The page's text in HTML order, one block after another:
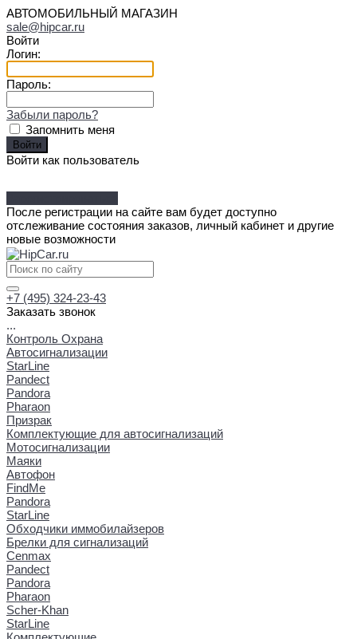
АВТОМОБИЛЬНЫЙ МАГАЗИН
sale@hipcar.ru
Войти
Логин:
Пароль:
Забыли пароль?
Запомнить меня
Войти как пользователь
После регистрации на сайте вам будет доступно
отслеживание состояния заказов, личный кабинет и другие
новые возможности
+7 (495) 324-23-43
Заказать звонок
...
Контроль Охрана
Автосигнализации
StarLine
Pandect
Pandora
Pharaon
Призрак
Комплектующие для автосигнализаций
Мотосигнализации
Маяки
Автофон
FindMe
Pandora
StarLine
Обходчики иммобилайзеров
Брелки для сигнализаций
Cenmax
Pandect
Pandora
Pharaon
Scher-Khan
StarLine